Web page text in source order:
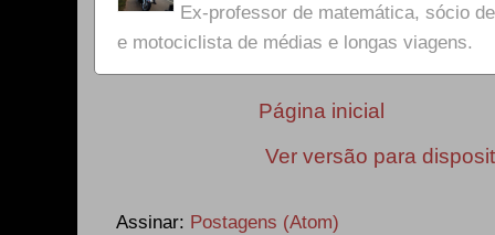
Ex-professor de matemática, sócio
e motociclista de médias e longas viagens.
Página inicial
Ver versão para
Assinar: Postagens (Atom)